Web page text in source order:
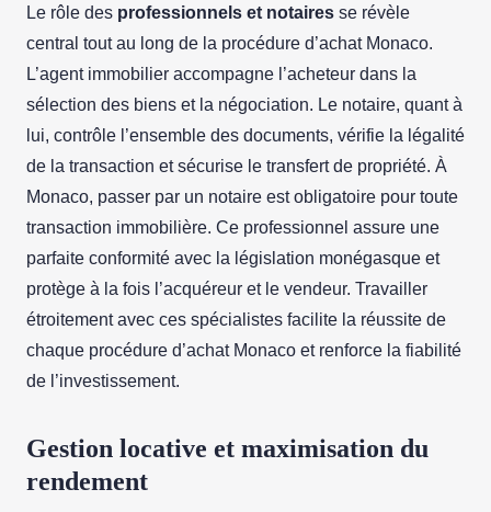
Le rôle des professionnels et notaires se révèle
central tout au long de la procédure d’achat Monaco.
L’agent immobilier accompagne l’acheteur dans la
sélection des biens et la négociation. Le notaire, quant à
lui, contrôle l’ensemble des documents, vérifie la légalité
de la transaction et sécurise le transfert de propriété. À
Monaco, passer par un notaire est obligatoire pour toute
transaction immobilière. Ce professionnel assure une
parfaite conformité avec la législation monégasque et
protège à la fois l’acquéreur et le vendeur. Travailler
étroitement avec ces spécialistes facilite la réussite de
chaque procédure d’achat Monaco et renforce la fiabilité
de l’investissement.
Gestion locative et maximisation du
rendement